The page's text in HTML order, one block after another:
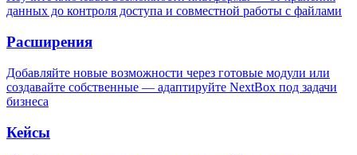
данных до контроля доступа и совместной работы с файлами
Расширения
Добавляйте новые возможности через готовые модули или
создавайте собственные — адаптируйте NextBox под задачи
бизнеса
Кейсы